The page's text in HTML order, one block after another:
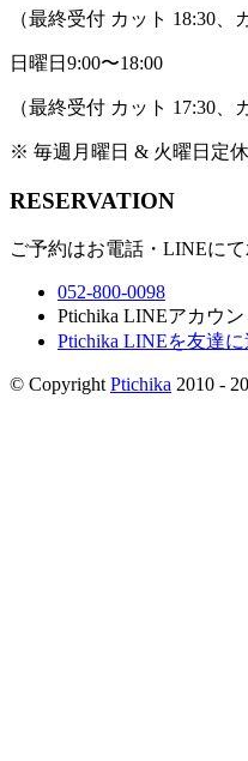
（最終受付 カット 18:30、
日曜日 9:00〜18:00
（最終受付 カット 17:30、
※ 毎週月曜日 & 火曜日定休
RESERVATION
ご予約はお電話・LINEにて
052-800-0098
Ptichika LINEアカウン
Ptichika LINEを友達
© Copyright Ptichika 2010 -